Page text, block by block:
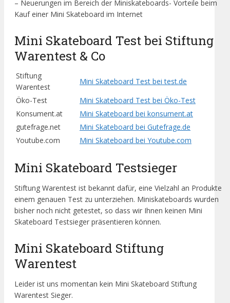
– Neuerungen im Bereich der Miniskateboards- Vorteile beim
Kauf einer Mini Skateboard im Internet
Mini Skateboard Test bei Stiftung
Warentest & Co
Stiftung
Warentest
Mini Skateboard Test bei test.de
Öko-Test
Mini Skateboard Test bei Öko-Test
Konsument.at
Mini Skateboard bei konsument.at
gutefrage.net
Mini Skateboard bei Gutefrage.de
Youtube.com
Mini Skateboard bei Youtube.com
Mini Skateboard Testsieger
Stiftung Warentest ist bekannt dafür, eine Vielzahl an Produkte
einem genauen Test zu unterziehen. Miniskateboards wurden
bisher noch nicht getestet, so dass wir Ihnen keinen Mini
Skateboard Testsieger präsentieren können.
Mini Skateboard Stiftung
Warentest
Leider ist uns momentan kein Mini Skateboard Stiftung
Warentest Sieger.